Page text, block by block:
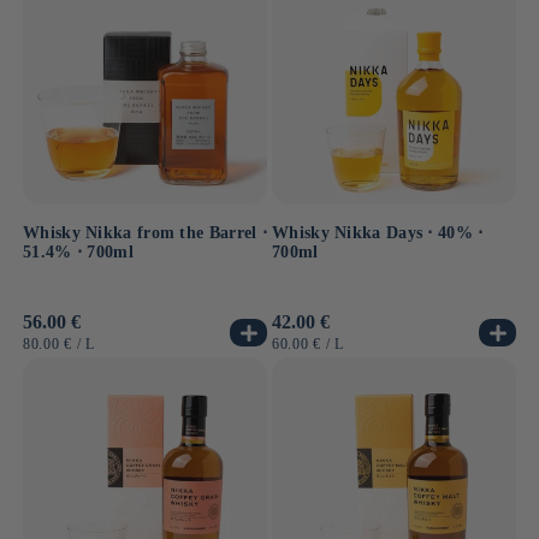
Whisky Nikka from the Barrel ⋅
51.4% ⋅ 700ml
Prix
habituel
56.00 €
PRIX
80.00 € / PAR
L
Whisky Nikka Days ⋅ 40% ⋅
700ml
Prix
habituel
42.00 €
PRIX
60.00 € / PAR
L